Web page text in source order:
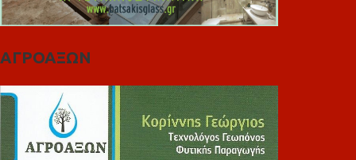
ΑΓΡΟΑΞΩΝ